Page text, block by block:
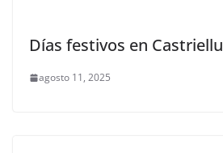
Días festivos en Castriellu
agosto 11, 2025